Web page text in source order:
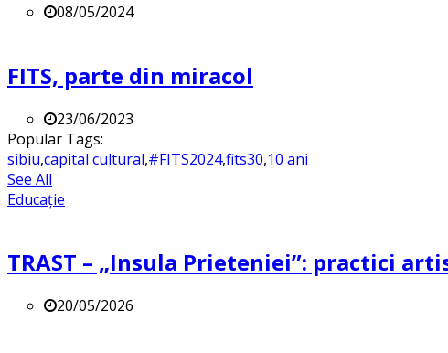
08/05/2024
FITS, parte din miracol
23/06/2023
Popular Tags:
sibiu,capital cultural,#FITS2024,fits30,10 ani
See All
Educație
TRAST – „Insula Prieteniei”: practici
20/05/2026